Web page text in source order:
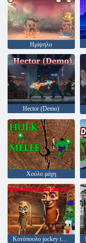
Ημίψηλο
Hector (Demo)
Χούλο μάχη
Κοτόπουλο jockey tung tung sahur αγώνα